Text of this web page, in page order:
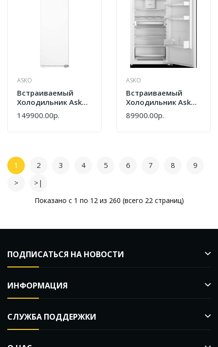
ASKO
Встраиваемый
Холодильник Asko
RBR576DNC1.P
748400
149900.00р.
ASKO
Встраиваемый
Холодильник Asko
RFB31231EI
89900.00р.
1 2 3 4 5 6 7 8
9
>
>|
Показано с 1 по 12 из 260 (всего 22 страниц)
ПОДПИСАТЬСЯ НА НОВОСТИ
ИНФОРМАЦИЯ
СЛУЖБА ПОДДЕРЖКИ